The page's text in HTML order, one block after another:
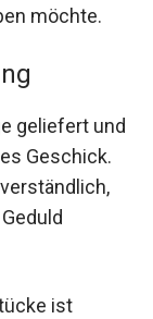
möchte.
geliefert und
Geschick.
ist